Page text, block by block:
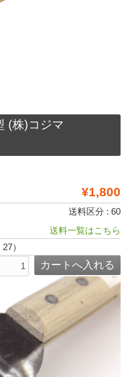
(株)コジマ
¥1,800
送料区分 : 60
送料一覧はこちら
）